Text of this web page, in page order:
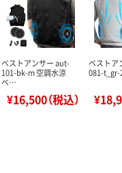
ベストアンサー aut-
101-bk-m 空調水涼
ベ…
¥16,500（税込）
ベストア
081-